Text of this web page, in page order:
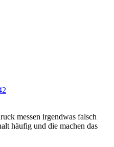
messen irgendwas falsch
häufig und die machen das